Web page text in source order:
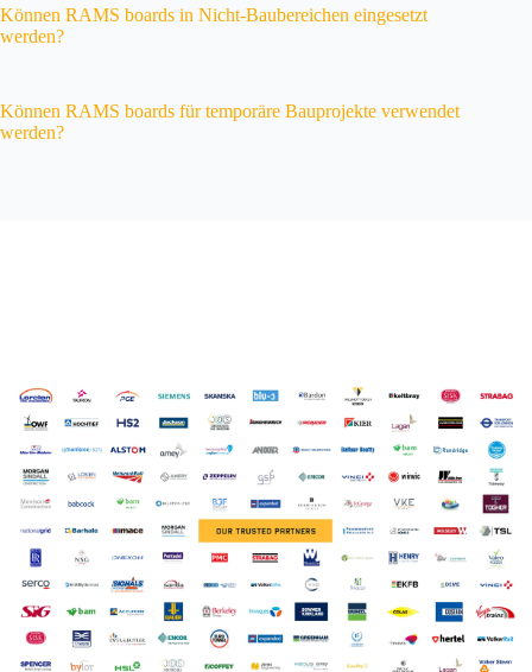
Können RAMS boards in Nicht-Baubereichen eingesetzt
werden?
Können RAMS boards für temporäre Bauprojekte verwendet
werden?